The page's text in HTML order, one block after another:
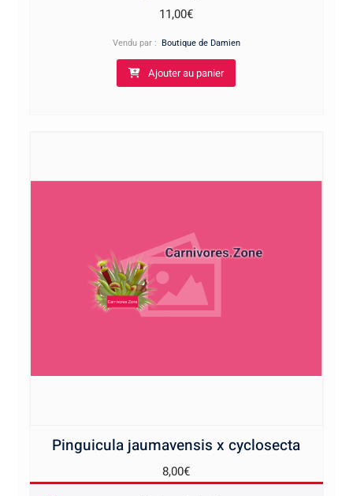
11,00€
Vendu par : Boutique de Damien
Ajouter au panier
Pinguicula jaumavensis x cyclosecta
8,00€